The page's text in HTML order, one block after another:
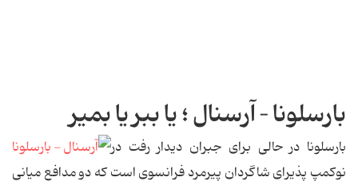
بارسلونا – آرسنال ؛ یا ببر یا بمیر
بارسلونا در حالی برای جبران دیدار رفت در
نوكمپ پذیرای شاگردان پیرمرد فرانسوی است كه دو مدافع میانی